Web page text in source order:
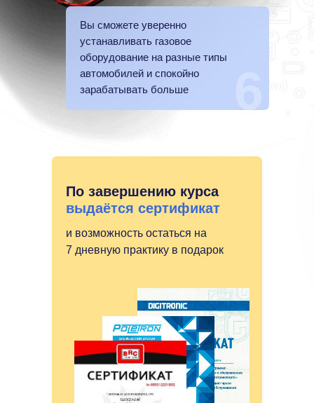
Вы сможете уверенно
устанавливать газовое
оборудование на разные типы
автомобилей и спокойно
зарабатывать больше
По завершению курса
выдаётся сертификат
и возможность остаться на
7 дневную практику в подарок